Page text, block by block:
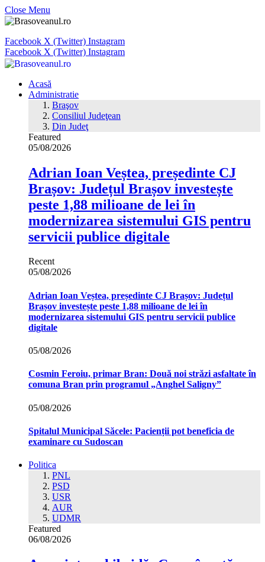
Close Menu
Facebook X (Twitter) Instagram
Facebook X (Twitter) Instagram
Acasă
Administratie
Braşov
Consiliul Judeţean
Din Judeţ
Featured
05/08/2026
Adrian Ioan Veștea, președinte CJ
Brașov: Județul Brașov investește
peste 1,88 milioane de lei în
modernizarea sistemului GIS pentru
servicii publice digitale
Recent
05/08/2026
Adrian Ioan Veștea, președinte CJ Brașov: Județul
Brașov investește peste 1,88 milioane de lei în
modernizarea sistemului GIS pentru servicii publice
digitale
05/08/2026
Cosmin Feroiu, primar Bran: Două noi străzi asfaltate în
comuna Bran prin programul „Anghel Saligny”
05/08/2026
Spitalul Municipal Săcele: Pacienții pot beneficia de
examinare cu Sudoscan
Politica
PNL
PSD
USR
AUR
UDMR
Featured
06/08/2026